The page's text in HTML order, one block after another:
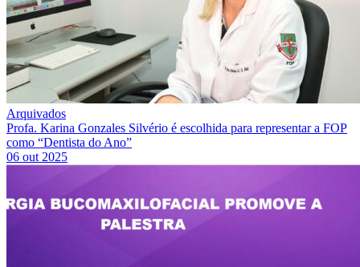
Arquivados
Profa. Karina Gonzales Silvério é escolhida para representar a FOP
como “Dentista do Ano”
06 out 2025